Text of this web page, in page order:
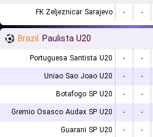
FK Zeljeznicar Sarajevo - -
Brazil Paulista U20
Portuguesa Santista U20 - -
Uniao Sao Joao U20
- -
Botafogo SP U20
- -
Gremio Osasco Audax SP U20
- -
Guarani SP U20
- -